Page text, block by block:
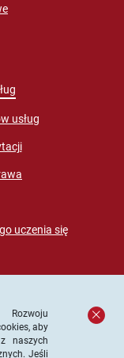
usług
uczenia się
aby
naszych
Jeśli